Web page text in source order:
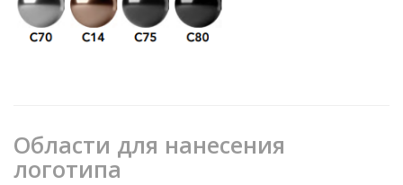
Области для нанесения
логотипа